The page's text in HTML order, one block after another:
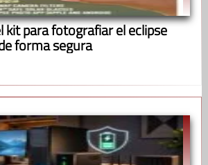
kit para fotografiar el eclipse
forma segura